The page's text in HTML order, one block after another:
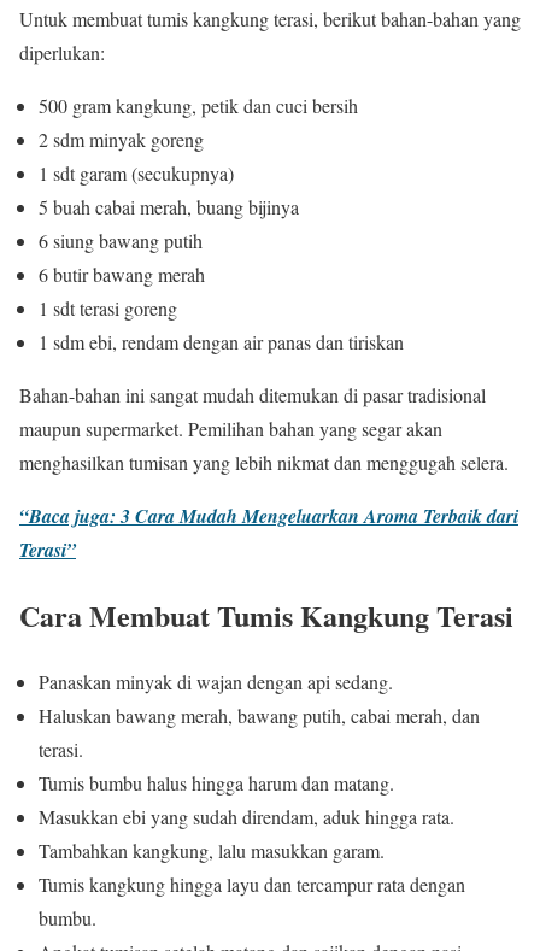
Untuk membuat tumis kangkung terasi, berikut bahan-bahan yang
diperlukan:
500 gram kangkung, petik dan cuci bersih
2 sdm minyak goreng
1 sdt garam (secukupnya)
5 buah cabai merah, buang bijinya
6 siung bawang putih
6 butir bawang merah
1 sdt terasi goreng
1 sdm ebi, rendam dengan air panas dan tiriskan
Bahan-bahan ini sangat mudah ditemukan di pasar tradisional
maupun supermarket. Pemilihan bahan yang segar akan
menghasilkan tumisan yang lebih nikmat dan menggugah selera.
“Baca juga: 3 Cara Mudah Mengeluarkan Aroma Terbaik dari
Terasi”
Cara Membuat Tumis Kangkung Terasi
Panaskan minyak di wajan dengan api sedang.
Haluskan bawang merah, bawang putih, cabai merah, dan
terasi.
Tumis bumbu halus hingga harum dan matang.
Masukkan ebi yang sudah direndam, aduk hingga rata.
Tambahkan kangkung, lalu masukkan garam.
Tumis kangkung hingga layu dan tercampur rata dengan
bumbu.